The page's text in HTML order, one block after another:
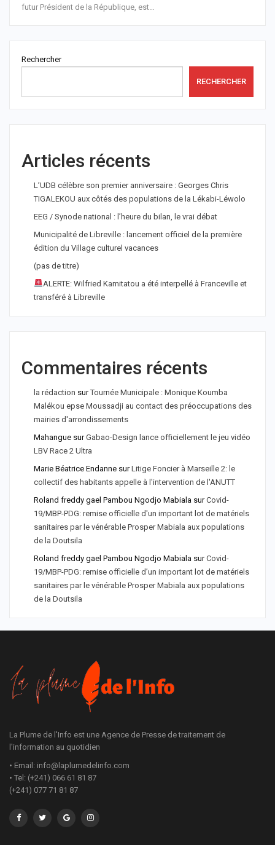
futur Président de la République, est
Rechercher
RECHERCHER
Articles récents
L’UDB célèbre son premier anniversaire : Georges Chris
TIGALEKOU aux côtés des populations de la Lékabi-Léwolo
EEG / Synode national : l’heure du bilan, le vrai débat
Municipalité de Libreville : lancement officiel de la première
édition du Village culturel vacances
(pas de titre)
ALERTE: Wilfried Kamitatou a été interpellé à Franceville et
transféré à Libreville
Commentaires récents
la rédaction surTournée Municipale : Monique Koumba
Malékou epse Moussadji au contact des préoccupations des
mairies d'arrondissements
Mahangue surGabao-Design lance officiellement le jeu vidéo
LBV Race 2 Ultra
Marie Béatrice Endanne surLitige Foncier à Marseille 2: le
collectif des habitants appelle à l'intervention de l'ANUTT
Roland freddy gael Pambou Ngodjo Mabiala surCovid-
19/MBP-PDG: remise officielle d'un important lot de matériels
sanitaires par le vénérable Prosper Mabiala aux populations
de la Doutsila
Roland freddy gael Pambou Ngodjo Mabiala surCovid-
19/MBP-PDG: remise officielle d’un important lot de matériels
sanitaires par le vénérable Prosper Mabiala aux populations
de la Doutsila
La Plume de l'Info est une Agence de Presse de traitement de
l'information au quotidien
• Email: info@laplumedelinfo.com
• Tel: (+241) 066 61 81 87
(+241) 077 71 81 87